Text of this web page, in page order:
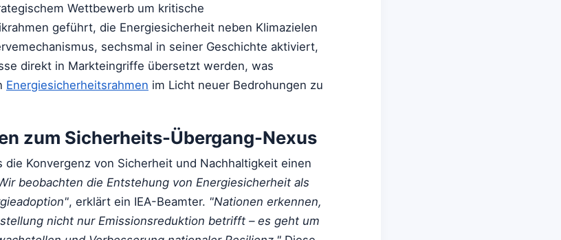
Wettbewerb um kritische
geführt, die Energiesicherheit neben Klimazielen
sechsmal in seiner Geschichte aktiviert,
direkt in Markteingriffe übersetzt werden, was
Energiesicherheitsrahmen im Licht neuer Bedrohungen zu
zum Sicherheits-Übergang-Nexus
die Konvergenz von Sicherheit und Nachhaltigkeit einen
beobachten die Entstehung von Energiesicherheit als
, erklärt ein IEA-Beamter. "Nationen erkennen,
nicht nur Emissionsreduktion betrifft – es geht um